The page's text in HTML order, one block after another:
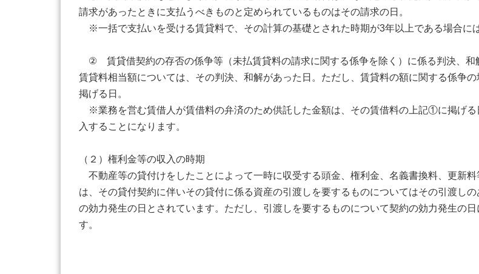
請求があったときに支払うべきものと定められているものはその請求の日。
※一括で支払いを受ける賃貸料で、その計算の基礎とされた時期が3年以上である場合に
② 賃貸借契約の存否の係争等（未払賃貸料の請求に関する係争を除く）に係る判決、和
賃貸料相当額については、その判決、和解があった日。ただし、賃貸料の額に関する係争
掲げる日。
※業務を営む賃借人が賃借料の弁済のため供託した金額は、その賃借料の上記①に掲げ
入することになります。
（２）権利金等の収入の時期
不動産等の貸付けをしたことによって一時に収受する頭金、権利金、名義書換料、更新
は、その貸付契約に伴いその貸付に係る資産の引渡しを要するものについてはその引渡し
の効力発生の日とされています。ただし、引渡しを要するものについて契約の効力発生の
す。